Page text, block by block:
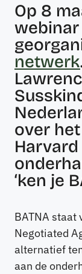
Op 8
netwerk
over
Harvard
‘ken je
BATNA staat
Negotiated
alternatief
aan de